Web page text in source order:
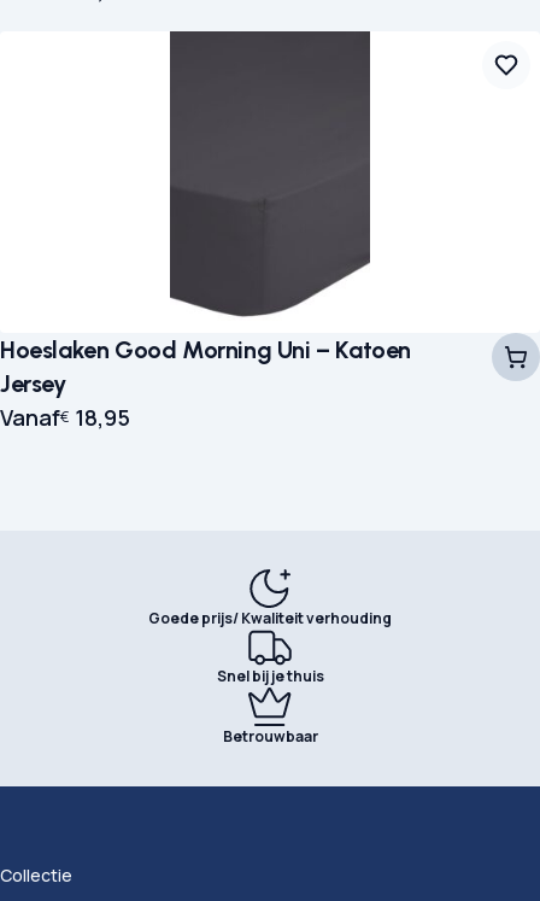
Hoeslaken Good Morning Uni – Katoen
Jersey
Vanaf€ 18,95
Goede prijs/ Kwaliteit verhouding
Snel bij je thuis
Betrouwbaar
Collectie